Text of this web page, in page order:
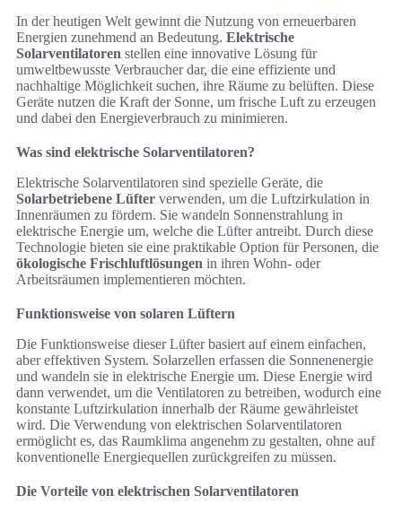
In der heutigen Welt gewinnt die Nutzung von erneuerbaren
Energien zunehmend an Bedeutung. Elektrische
Solarventilatoren stellen eine innovative Lösung für
umweltbewusste Verbraucher dar, die eine effiziente und
nachhaltige Möglichkeit suchen, ihre Räume zu belüften. Diese
Geräte nutzen die Kraft der Sonne, um frische Luft zu erzeugen
und dabei den Energieverbrauch zu minimieren.
Was sind elektrische Solarventilatoren?
Elektrische Solarventilatoren sind spezielle Geräte, die
Solarbetriebene Lüfter verwenden, um die Luftzirkulation in
Innenräumen zu fördern. Sie wandeln Sonnenstrahlung in
elektrische Energie um, welche die Lüfter antreibt. Durch diese
Technologie bieten sie eine praktikable Option für Personen, die
ökologische Frischluftlösungen in ihren Wohn- oder
Arbeitsräumen implementieren möchten.
Funktionsweise von solaren Lüftern
Die Funktionsweise dieser Lüfter basiert auf einem einfachen,
aber effektiven System. Solarzellen erfassen die Sonnenenergie
und wandeln sie in elektrische Energie um. Diese Energie wird
dann verwendet, um die Ventilatoren zu betreiben, wodurch eine
konstante Luftzirkulation innerhalb der Räume gewährleistet
wird. Die Verwendung von elektrischen Solarventilatoren
ermöglicht es, das Raumklima angenehm zu gestalten, ohne auf
konventionelle Energiequellen zurückgreifen zu müssen.
Die Vorteile von elektrischen Solarventilatoren